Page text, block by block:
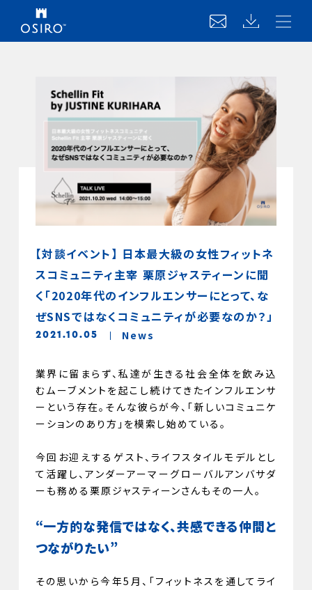
【対談イベント】 日本最大級の女性フィットネ
スコミュニティ主宰 栗原ジャスティーンに聞
く「2020年代のインフルエンサーにとって、な
ぜSNSではなくコミュニティが必要なのか？」
2021.10.05 News
業界に留まらず、私達が生きる社会全体を飲み込
むムーブメントを起こし続けてきたインフルエンサ
ーという存在。そんな彼らが今、「新しいコミュニケ
ーションのあり方」を模索し始めている。
今回お迎えするゲスト、ライフスタイルモデルとし
て活躍し、アンダーアーマーグローバルアンバサダ
ーも務める栗原ジャスティーンさんもその一人。
“一方的な発信ではなく、共感できる仲間と
つながりたい”
その思いから今年5月、 「フィットネスを通してライ